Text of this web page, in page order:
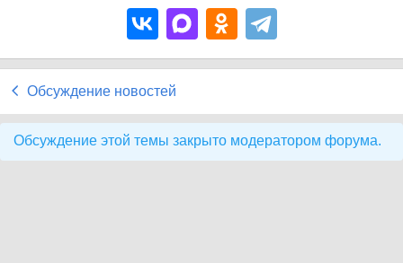
Обсуждение новостей
Обсуждение этой темы закрыто модератором форума.